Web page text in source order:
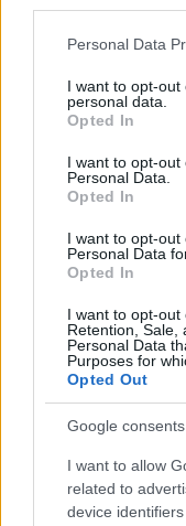
Please note that this
not limited to your
grant or deny
use your data for
consent section.
Personal Data
I want to opt-
personal data.
Opted In
I want to opt-out
Personal Data.
Opted In
I want to opt-
Personal Data
Opted In
I want to opt-out
Retention, Sale,
Personal Data
Purposes for
Opted Out
Google consents
I want to allow
related to
device identifiers
Papa Leone a
giovani per il
Edoardo Castellucci · 7